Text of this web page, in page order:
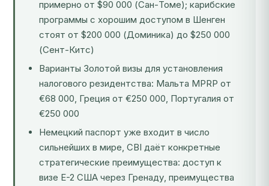
примерно от $90 000 (Сан-Томе); карибские
программы с хорошим доступом в Шенген
стоят от $200 000 (Доминика) до $250 000
(Сент-Китс)
Варианты Золотой визы для установления
налогового резидентства: Мальта MPRP от
€68 000, Греция от €250 000, Португалия от
€250 000
Немецкий паспорт уже входит в число
сильнейших в мире, CBI даёт конкретные
стратегические преимущества: доступ к
визе E-2 США через Гренаду, преимущества